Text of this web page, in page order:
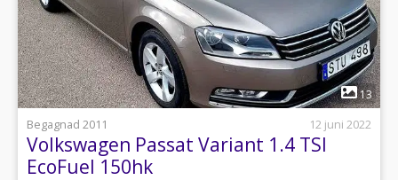
1
13
Begagnad 2011
12 juni 2022
Volkswagen Passat Variant 1.4 TSI
EcoFuel 150hk